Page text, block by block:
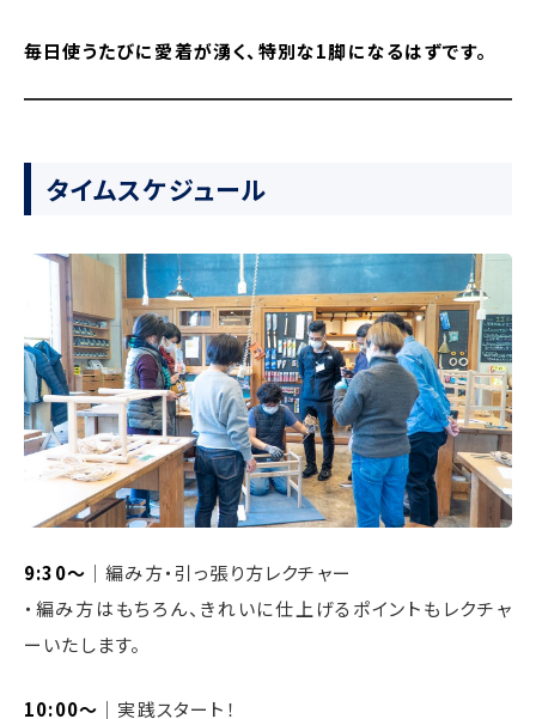
毎日使うたびに愛着が湧く、特別な1脚になるはずです。
タイムスケジュール
9:30〜 ｜編み方・引っ張り方レクチャー
・編み方はもちろん、きれいに仕上げるポイントもレクチャ
ーいたします。
10:00〜 ｜実践スタート！